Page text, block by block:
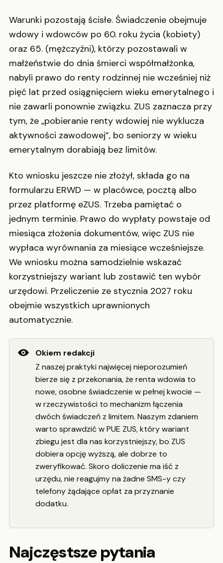
Warunki pozostają ścisłe. Świadczenie obejmuje
wdowy i wdowców po 60. roku życia (kobiety)
oraz 65. (mężczyźni), którzy pozostawali w
małżeństwie do dnia śmierci współmałżonka,
nabyli prawo do renty rodzinnej nie wcześniej niż
pięć lat przed osiągnięciem wieku emerytalnego i
nie zawarli ponownie związku. ZUS zaznacza przy
tym, że „pobieranie renty wdowiej nie wyklucza
aktywności zawodowej”, bo seniorzy w wieku
emerytalnym dorabiają bez limitów.
Kto wniosku jeszcze nie złożył, składa go na
formularzu ERWD — w placówce, pocztą albo
przez platformę eZUS. Trzeba pamiętać o
jednym terminie. Prawo do wypłaty powstaje od
miesiąca złożenia dokumentów, więc ZUS nie
wypłaca wyrównania za miesiące wcześniejsze.
We wniosku można samodzielnie wskazać
korzystniejszy wariant lub zostawić ten wybór
urzędowi. Przeliczenie ze stycznia 2027 roku
obejmie wszystkich uprawnionych
automatycznie.
Okiem redakcji
Z naszej praktyki najwięcej nieporozumień
bierze się z przekonania, że renta wdowia to
nowe, osobne świadczenie w pełnej kwocie —
w rzeczywistości to mechanizm łączenia
dwóch świadczeń z limitem. Naszym zdaniem
warto sprawdzić w PUE ZUS, który wariant
zbiegu jest dla nas korzystniejszy, bo ZUS
dobiera opcję wyższą, ale dobrze to
zweryfikować. Skoro doliczenie ma iść z
urzędu, nie reagujmy na żadne SMS-y czy
telefony żądające opłat za przyznanie
dodatku.
Najczęstsze pytania